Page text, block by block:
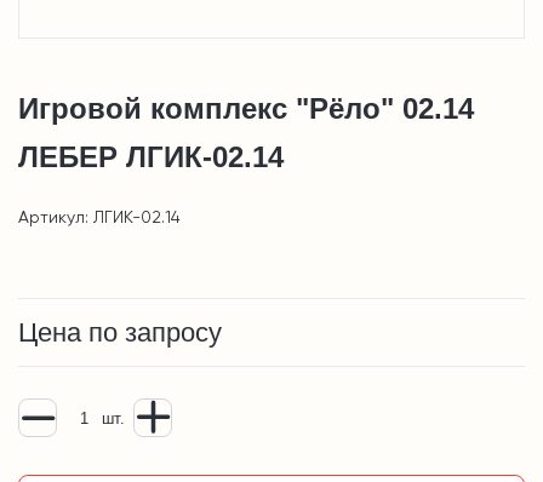
Игровой комплекс "Рёло" 02.14
ЛЕБЕР ЛГИК-02.14
Артикул: ЛГИК-02.14
Цена по запросу
шт.